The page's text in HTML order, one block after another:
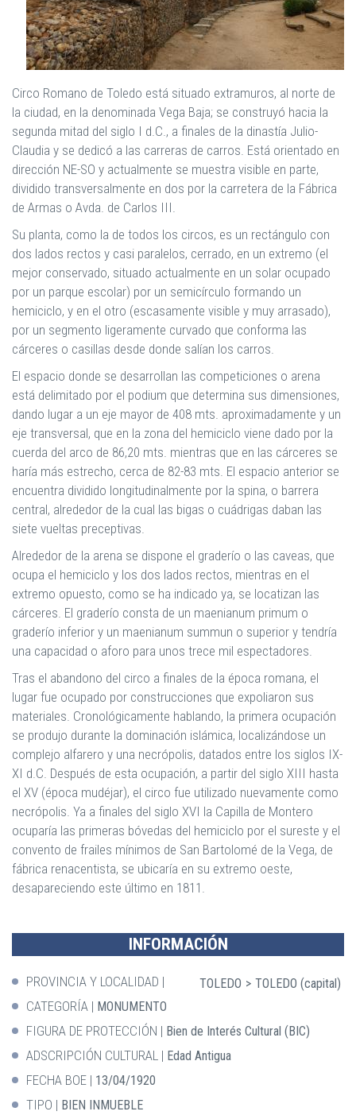
Circo Romano de Toledo está situado extramuros, al norte de
la ciudad, en la denominada Vega Baja; se construyó hacia la
segunda mitad del siglo I d.C., a finales de la dinastía Julio-
Claudia y se dedicó a las carreras de carros. Está orientado en
dirección NE-SO y actualmente se muestra visible en parte,
dividido transversalmente en dos por la carretera de la Fábrica
de Armas o Avda. de Carlos III.
Su planta, como la de todos los circos, es un rectángulo con
dos lados rectos y casi paralelos, cerrado, en un extremo (el
mejor conservado, situado actualmente en un solar ocupado
por un parque escolar) por un semicírculo formando un
hemiciclo, y en el otro (escasamente visible y muy arrasado),
por un segmento ligeramente curvado que conforma las
cárceres o casillas desde donde salían los carros.
El espacio donde se desarrollan las competiciones o arena
está delimitado por el podium que determina sus dimensiones,
dando lugar a un eje mayor de 408 mts. aproximadamente y un
eje transversal, que en la zona del hemiciclo viene dado por la
cuerda del arco de 86,20 mts. mientras que en las cárceres se
haría más estrecho, cerca de 82-83 mts. El espacio anterior se
encuentra dividido longitudinalmente por la spina, o barrera
central, alrededor de la cual las bigas o cuádrigas daban las
siete vueltas preceptivas.
Alrededor de la arena se dispone el graderío o las caveas, que
ocupa el hemiciclo y los dos lados rectos, mientras en el
extremo opuesto, como se ha indicado ya, se locatizan las
cárceres. El graderío consta de un maenianum primum o
graderío inferior y un maenianum summun o superior y tendría
una capacidad o aforo para unos trece mil espectadores.
Tras el abandono del circo a finales de la época romana, el
lugar fue ocupado por construcciones que expoliaron sus
materiales. Cronológicamente hablando, la primera ocupación
se produjo durante la dominación islámica, localizándose un
complejo alfarero y una necrópolis, datados entre los siglos IX-
XI d.C. Después de esta ocupación, a partir del siglo XIII hasta
el XV (época mudéjar), el circo fue utilizado nuevamente como
necrópolis. Ya a finales del siglo XVI la Capilla de Montero
ocuparía las primeras bóvedas del hemiciclo por el sureste y el
convento de frailes mínimos de San Bartolomé de la Vega, de
fábrica renacentista, se ubicaría en su extremo oeste,
desapareciendo este último en 1811.
INFORMACIÓN
PROVINCIA Y LOCALIDAD TOLEDO TOLEDO (capital)
CATEGORÍA MONUMENTO
FIGURA DE PROTECCIÓN Bien de Interés Cultural (BIC)
ADSCRIPCIÓN CULTURAL Edad Antigua
FECHA BOE 13/04/1920
TIPO BIEN INMUEBLE